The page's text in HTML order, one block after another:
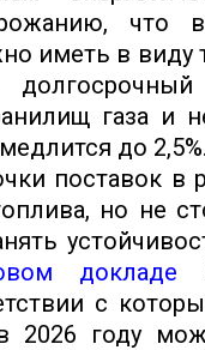
что
иметь в виду
газа и
до 2,5%.
поставок
но не
докладе
с
2026 году